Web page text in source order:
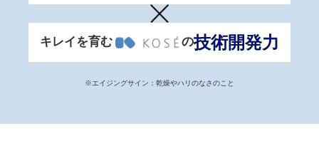
キレイを育む の技術開発力
※エイジングサイン：乾燥やハリのなさのこと